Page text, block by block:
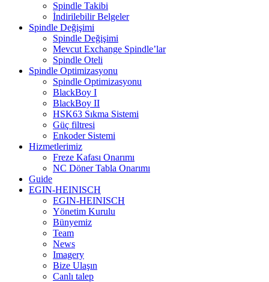
Spindle Takibi
İndirilebilir Belgeler
Spindle Değişimi
Spindle Değişimi
Mevcut Exchange Spindle’lar
Spindle Oteli
Spindle Optimizasyonu
Spindle Optimizasyonu
BlackBoy I
BlackBoy II
HSK63 Sıkma Sistemi
Güç filtresi
Enkoder Sistemi
Hizmetlerimiz
Freze Kafası Onarımı
NC Döner Tabla Onarımı
Guide
EGIN-HEINISCH
EGIN-HEINISCH
Yönetim Kurulu
Bünyemiz
Team
News
Imagery
Bize Ulaşın
Canlı talep